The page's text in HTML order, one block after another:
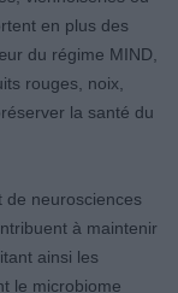
en plus des
du régime MIND,
rouges, noix,
la santé du
de neurosciences
à maintenir
ainsi les
le microbiome